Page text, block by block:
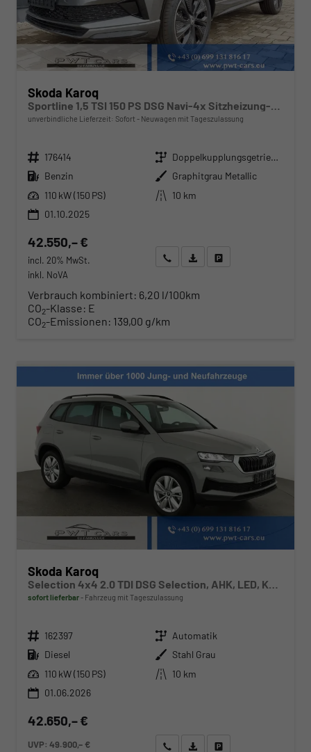
Skoda Karoq
Sportline 1,5 TSI 150 PS DSG Navi-4x Sitzheizung-Canton Sound-Anhängerkupplung-LED-Matrix-AppleCarPlay-Android-Auto-ACC-Kessy-2-Zonen-Klimaautomatik-18''Alu-Sofort
unverbindliche Lieferzeit: Sofort Neuwagen mit Tageszulassung
Fahrzeugnr. 176414 Getriebe
Doppelkupplungsgetriebe (DSG)
Kraftstoff Benzin Außenfarbe Graphitgrau Metallic
Leistung 110 kW (150 PS) Kilometerstand
10 km
01.10.2025
42.550,– €
incl. 20% MwSt.
inkl. NoVA
Wir rufen Sie anAngebot drucken (PDF)
Verbrauch kombiniert: 6,20 l/100km
CO2-Klasse: E
CO2-Emissionen: 139,00 g/km
Skoda Karoq
Selection 4x4 2.0 TDI DSG Selection, AHK, LED, Kamera, Winter, 4 J.-Garantie
sofort lieferbar Fahrzeug mit Tageszulassung
Fahrzeugnr. 162397 Getriebe Automatik
Kraftstoff Diesel Außenfarbe Stahl Grau
Leistung 110 kW (150 PS) Kilometerstand
10 km
01.06.2026
42.650,– €
UVP:49.900,– €
Wir rufen Sie anAngebot drucken (PDF)